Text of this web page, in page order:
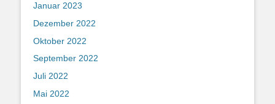
Januar 2023
Dezember 2022
Oktober 2022
September 2022
Juli 2022
Mai 2022